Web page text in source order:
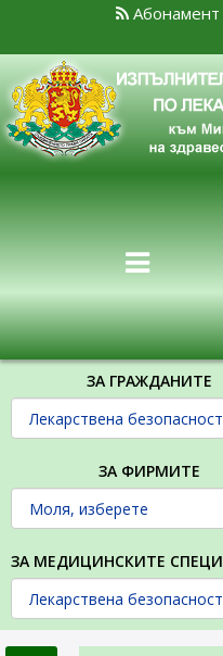
Абонамент
ЗА ГРАЖДАНИТЕ
ЗА ФИРМИТЕ
ЗА МЕДИЦИНСКИТЕ